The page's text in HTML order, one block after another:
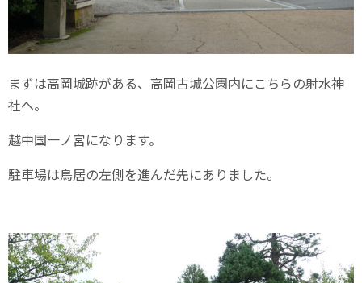
まずは高岡城跡がある、高岡古城公園内にこちらの射水神
社へ。
越中国一ノ宮になります。
駐車場は鳥居の左側を進んだ先にありました。